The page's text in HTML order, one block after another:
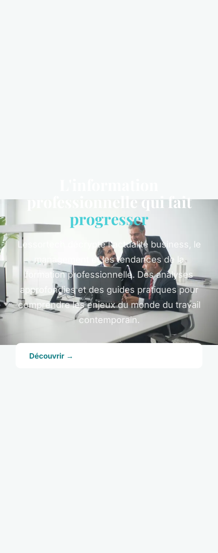
professionnelle qui fait
progresser
Lessortech décrypte l'actualité business, le
management et les tendances de la
formation professionnelle. Des analyses
approfondies et des guides pratiques pour
comprendre les enjeux du monde du travail
contemporain.
Découvrir →